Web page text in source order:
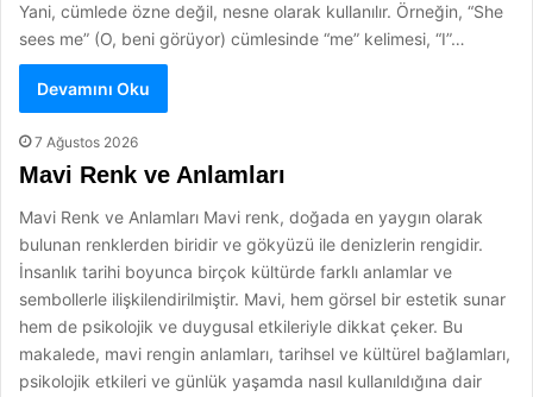
Yani, cümlede özne değil, nesne olarak kullanılır. Örneğin, “She
sees me” (O, beni görüyor) cümlesinde “me” kelimesi, “I”…
Devamını Oku
7 Ağustos 2026
Mavi Renk ve Anlamları
Mavi Renk ve Anlamları Mavi renk, doğada en yaygın olarak
bulunan renklerden biridir ve gökyüzü ile denizlerin rengidir.
İnsanlık tarihi boyunca birçok kültürde farklı anlamlar ve
sembollerle ilişkilendirilmiştir. Mavi, hem görsel bir estetik sunar
hem de psikolojik ve duygusal etkileriyle dikkat çeker. Bu
makalede, mavi rengin anlamları, tarihsel ve kültürel bağlamları,
psikolojik etkileri ve günlük yaşamda nasıl kullanıldığına dair